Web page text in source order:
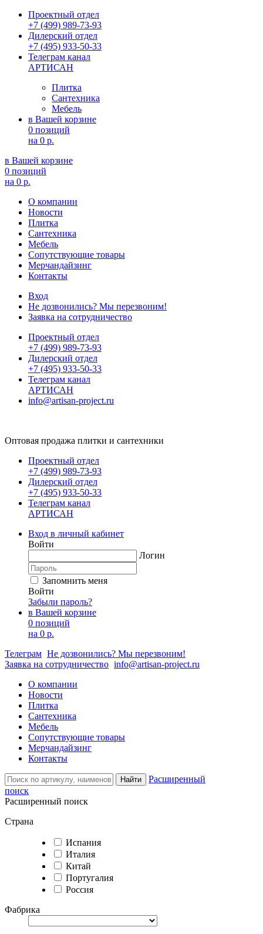
Проектный отдел
+7 (499) 989-73-93
Дилерский отдел
+7 (495) 933-50-33
Телеграм канал
АРТИСАН
Плитка
Сантехника
Мебель
в Вашей корзине
0 позиций
на 0 р.
в Вашей корзине
0 позиций
на 0 р.
О компании
Новости
Плитка
Сантехника
Мебель
Сопутствующие товары
Мерчандайзинг
Контакты
Вход
Не дозвонились? Мы перезвоним!
Заявка на сотрудничество
Проектный отдел
+7 (499) 989-73-93
Дилерский отдел
+7 (495) 933-50-33
Телеграм канал
АРТИСАН
info@artisan-project.ru
Оптовая продажа плитки и сантехники
Проектный отдел
+7 (499) 989-73-93
Дилерский отдел
+7 (495) 933-50-33
Телеграм канал
АРТИСАН
Вход в личный кабинет
Войти
Логин
Запомнить меня
Войти
Забыли пароль?
в Вашей корзине
0 позиций
на 0 р.
Телеграм Не дозвонились? Мы перезвоним!
Заявка на сотрудничество info@artisan-project.ru
О компании
Новости
Плитка
Сантехника
Мебель
Сопутствующие товары
Мерчандайзинг
Контакты
Найти
Расширенный
поиск
Расширенный поиск
Страна
Испания
Италия
Китай
Португалия
Россия
Фабрика